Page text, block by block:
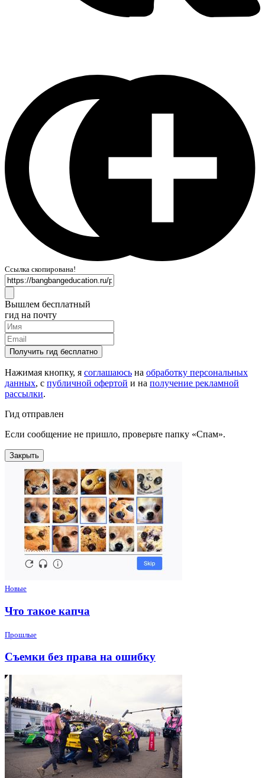
Ссылка скопирована!
Вышлем бесплатный
гид на почту
Получить гид бесплатно
Нажимая кнопку, я соглашаюсь на обработку персональных
данных, с публичной офертой и на получение рекламной
рассылки.
Гид отправлен
Если сообщение не пришло, проверьте папку «Спам».
Закрыть
Новые
Что такое капча
Прошлые
Съемки без права на ошибку